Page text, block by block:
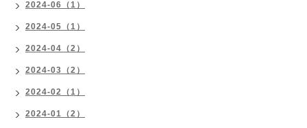
2024-06（1）
2024-05（1）
2024-04（2）
2024-03（2）
2024-02（1）
2024-01（2）